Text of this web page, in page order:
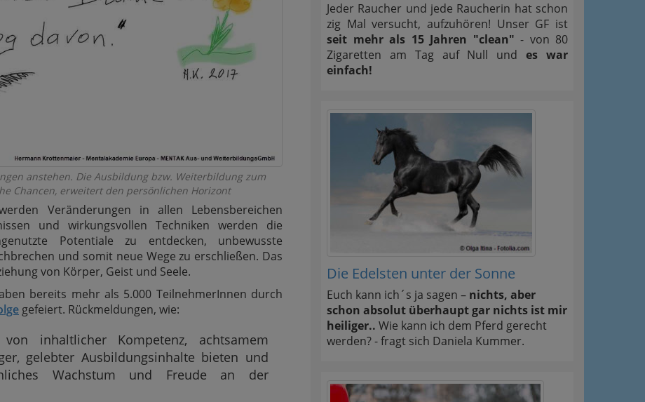
anstehen. Die Ausbildung bzw. Weiterbildung zum
Chancen, erweitert den persönlichen Horizont
Veränderungen in allen Lebensbereichen
und wirkungsvollen Techniken werden die
Potentiale zu entdecken, unbewusste
und somit neue Wege zu erschließen. Das
von Körper, Geist und Seele.
bereits mehr als 5.000 TeilnehmerInnen durch
gefeiert. Rückmeldungen, wie:
inhaltlicher Kompetenz, achtsamem
gelebter Ausbildungsinhalte bieten und
Wachstum und Freude an der
Jeder Raucher und jede Raucherin hat schon
zig Mal versucht, aufzuhören! Unser GF ist
seit mehr als 15 Jahren "clean" - von 80
Zigaretten am Tag auf Null undes war
einfach!
Die Edelsten unter der Sonne
Euch kann ich´s ja sagen – nichts, aber
schon absolut überhaupt gar nichts ist mir
heiliger.. Wie kann ich dem Pferd gerecht
werden? - fragt sich Daniela Kummer.